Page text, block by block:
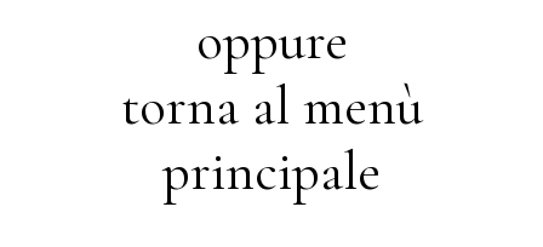
oppure
torna al menù
principale